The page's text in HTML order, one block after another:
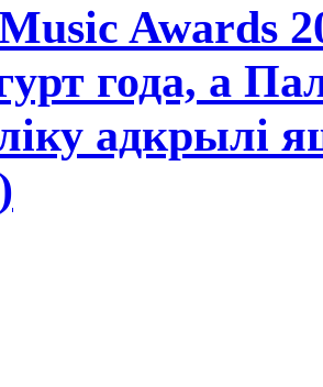
Awards
года, а
адкрылі